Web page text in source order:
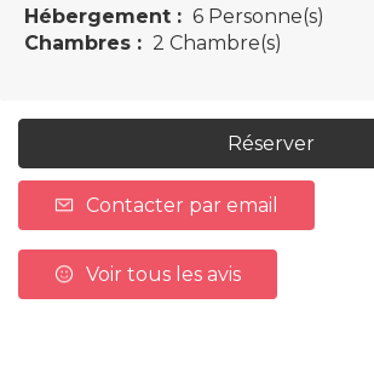
Hébergement : 6 Personne(s)
Chambres : 2 Chambre(s)
Réserver
Contacter par email
Voir tous les avis